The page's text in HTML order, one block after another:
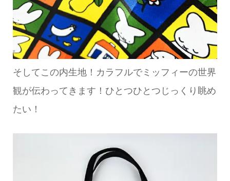
そしてこの内生地！カラフルでミッフィーの世界
観が伝わってきます！ひとつひとつじっくり眺め
たい！